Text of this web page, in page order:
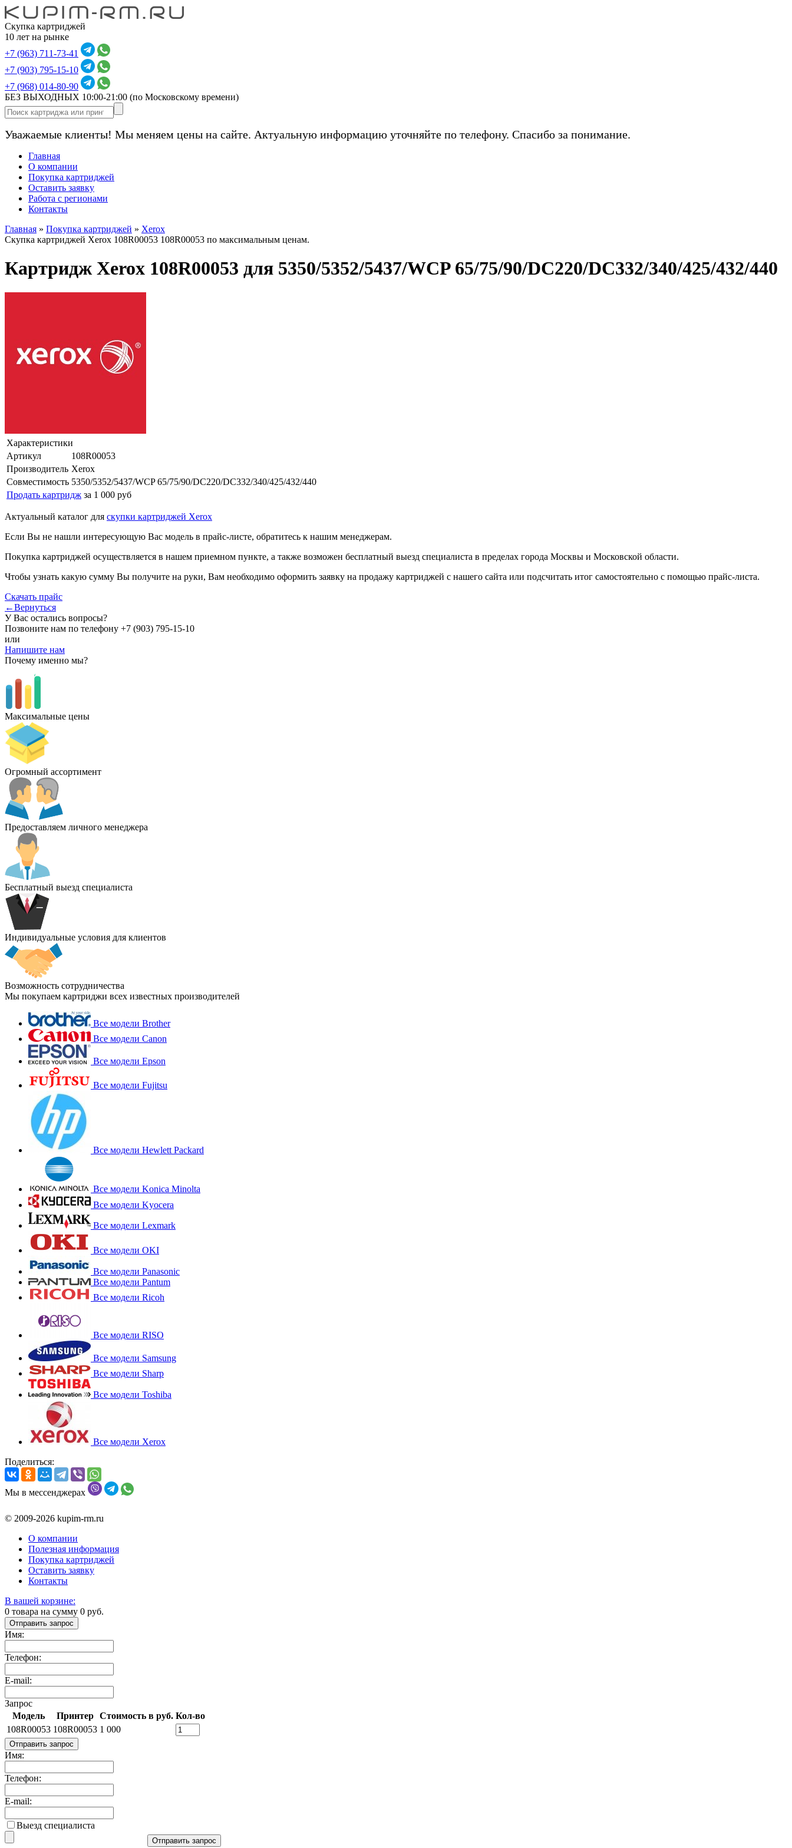
Скупка картриджей
10 лет на рынке
+7 (963) 711-73-41
+7 (903) 795-15-10
+7 (968) 014-80-90
БЕЗ ВЫХОДНЫХ 10:00-21:00 (по Московскому времени)
Уважаемые клиенты! Мы меняем цены на сайте. Актуальную информацию уточняйте по телефону. Спасибо за понимание.
Главная
О компании
Покупка картриджей
Оставить заявку
Работа с регионами
Контакты
Главная » Покупка картриджей » Xerox
Скупка картриджей Xerox 108R00053 108R00053 по максимальным ценам.
Картридж Xerox 108R00053 для 5350/5352/5437/WCP 65/75/90/DC220/DC332/340/425/432/440
Характеристики
Артикул
108R00053
Производитель Xerox
Совместимость 5350/5352/5437/WCP 65/75/90/DC220/DC332/340/425/432/440
Продать картридж за 1 000 руб
Актуальный каталог для скупки картриджей Xerox
Если Вы не нашли интересующую Вас модель в прайс-листе, обратитесь к нашим менеджерам.
Покупка картриджей осуществляется в нашем приемном пункте, а также возможен бесплатный выезд специалиста в пределах города Москвы и Московской области.
Чтобы узнать какую сумму Вы получите на руки, Вам необходимо оформить заявку на продажу картриджей с нашего сайта или подсчитать итог самостоятельно с помощью прайс-листа.
Скачать прайс
←Вернуться
У Вас остались вопросы?
Позвоните нам по телефону +7 (903) 795-15-10
или
Напишите нам
Почему именно мы?
Максимальные цены
Огромный ассортимент
Предоставляем личного менеджера
Бесплатный выезд специалиста
Индивидуальные условия для клиентов
Возможность сотрудничества
Мы покупаем картриджи всех известных производителей
Все модели Brother
Все модели Canon
Все модели Epson
Все модели Fujitsu
Все модели Hewlett Packard
Все модели Konica Minolta
Все модели Kyocera
Все модели Lexmark
Все модели OKI
Все модели Panasonic
Все модели Pantum
Все модели Ricoh
Все модели RISO
Все модели Samsung
Все модели Sharp
Все модели Toshiba
Все модели Xerox
Поделиться:
Мы в мессенджерах
© 2009-2026 kupim-rm.ru
О компании
Полезная информация
Покупка картриджей
Оставить заявку
Контакты
В вашей корзине:
0 товара на сумму 0 руб.
Отправить запрос
Имя:
Телефон:
E-mail:
Запрос
Модель
Принтер Стоимость в руб. Кол-во
108R00053 108R00053 1 000
Отправить запрос
Имя:
Телефон:
E-mail:
Выезд специалиста
Отправить запрос